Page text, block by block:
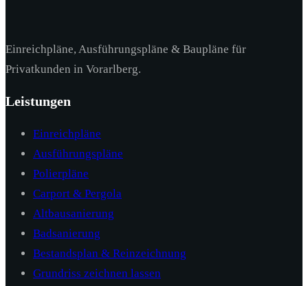
Einreichpläne, Ausführungspläne & Baupläne für
Privatkunden in Vorarlberg.
Leistungen
Einreichpläne
Ausführungspläne
Polierpläne
Carport & Pergola
Altbausanierung
Badsanierung
Bestandsplan & Reinzeichnung
Grundriss zeichnen lassen